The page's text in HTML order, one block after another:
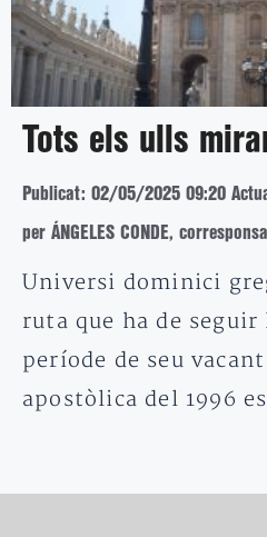
Tots els ulls
Publicat: 02/05/2025 09:20
per ÁNGELES CONDE,
Universi dominici
ruta que ha de seguir
període de seu
apostòlica del 1996